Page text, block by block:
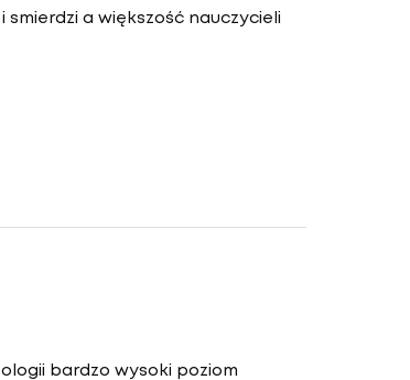
a większość nauczycieli
bardzo wysoki poziom